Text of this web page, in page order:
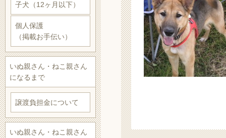
子犬（12ヶ月以下）
個人保護
（掲載お手伝い）
いぬ親さん・ねこ親さん
になるまで
譲渡負担金について
いぬ親さん・ねこ親さん